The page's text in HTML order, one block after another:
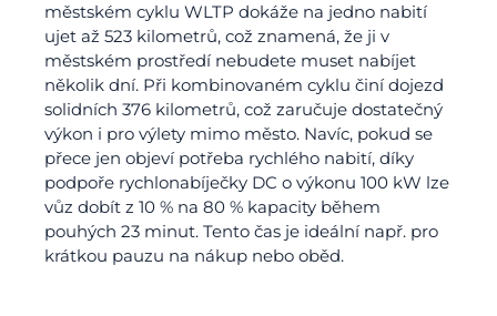
městském cyklu WLTP dokáže na jedno nabití
ujet až 523 kilometrů, což znamená, že ji v
městském prostředí nebudete muset nabíjet
několik dní. Při kombinovaném cyklu činí dojezd
solidních 376 kilometrů, což zaručuje dostatečný
výkon i pro výlety mimo město. Navíc, pokud se
přece jen objeví potřeba rychlého nabití, díky
podpoře rychlonabíječky DC o výkonu 100 kW lze
vůz dobít z 10 % na 80 % kapacity během
pouhých 23 minut. Tento čas je ideální např. pro
krátkou pauzu na nákup nebo oběd.